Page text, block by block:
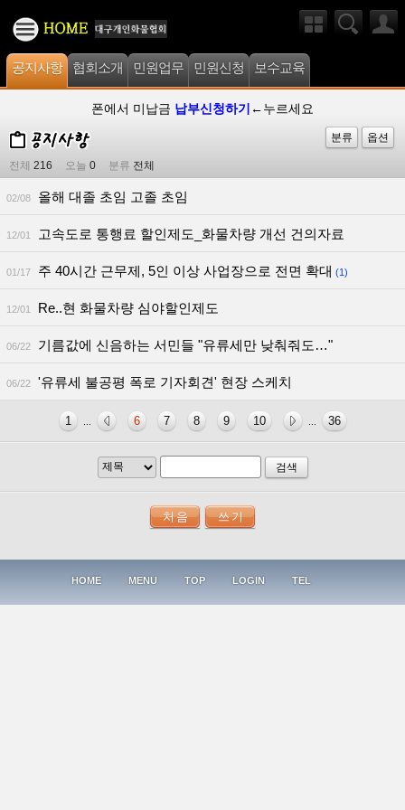
공지사항 협회소개 민원업무 민원신청 보수교육
폰에서 미납금 납부신청하기 ←누르세요
분류 옵션
전체 216 오늘 0 분류 전체
02/08 올해 대졸 초임 고졸 초임
12/01 고속도로 통행료 할인제도_화물차량 개선 건의자료
01/17 주 40시간 근무제, 5인 이상 사업장으로 전면 확대 (1)
12/01 Re..현 화물차량 심야할인제도
06/22 기름값에 신음하는 서민들 "유류세만 낮춰줘도…"
06/22 '유류세 불공평 폭로 기자회견' 현장 스케치
1 ... 6 7 8 9 10 ... 36
검색
HOME MENU TOP LOGIN TEL